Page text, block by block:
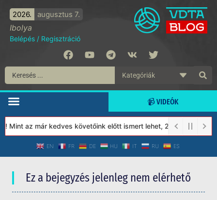
2026. augusztus 7.
Ibolya
Belépés / Regisztráció
📹 VIDEÓK
az már kedves követőink előtt ismert lehet, 2023-tól a Védett
EN FR DE HU IT RU ES
Ez a bejegyzés jelenleg nem elérhető